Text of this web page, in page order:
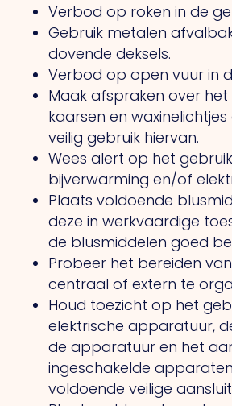
Verbod op roken in de
Gebruik metalen
dovende deksels.
Verbod op open vuur in
Maak afspraken over
kaarsen en
veilig gebruik hiervan.
Wees alert op het
bijverwarming en/of
Plaats voldoende
deze in werkvaardige
de blusmiddelen goed
Probeer het bereiden
centraal of extern te
Houd toezicht op het
elektrische apparatuur,
de apparatuur en het
ingeschakelde
voldoende veilige